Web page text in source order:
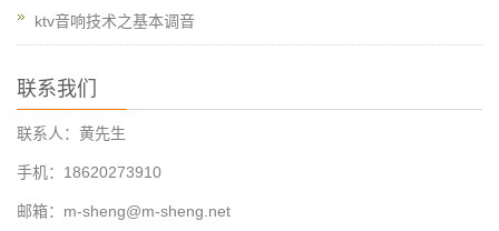
ktv音响技术之基本调音
联系我们
联系人：黄先生
手机：18620273910
邮箱：m-sheng@m-sheng.net